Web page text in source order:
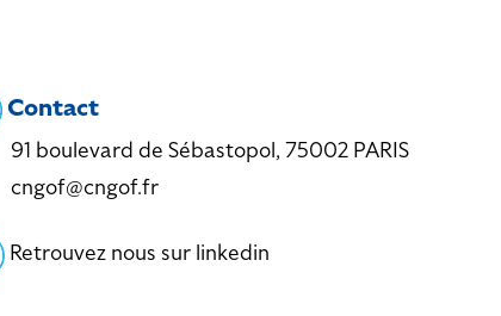
Contact
91 boulevard de Sébastopol, 75002 PARIS
cngof@cngof.fr
Retrouvez nous sur linkedin